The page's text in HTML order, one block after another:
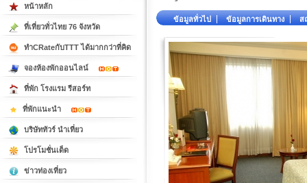
ข้อมูลทั่วไป ข้อมูลการเดินทาง ส
หน้าหลัก
ที่เที่ยวทั่วไทย 76 จังหวัด
ทำCRateกับTTT ได้มากกว่าที่คิด
จองห้องพักออนไลน์
ที่พัก โรงแรม รีสอร์ท
ที่พักแนะนำ
บริษัททัวร์ นำเที่ยว
โปรโมชั่นเด็ด
ข่าวท่องเที่ยว